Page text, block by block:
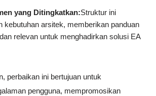
yang Ditingkatkan:Struktur ini
kebutuhan arsitek, memberikan panduan
relevan untuk menghadirkan solusi EA
perbaikan ini bertujuan untuk
pengguna, mempromosikan